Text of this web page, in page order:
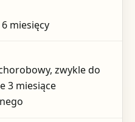
miesięcy
zwykle do
3 miesiące